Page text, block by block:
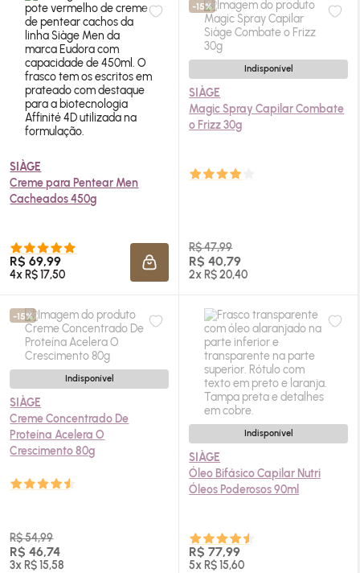
SIÀGE
Creme para Pentear Men
Cacheados 450g
R$ 69,99
4x R$ 17,50 ADICIONAR À SACOLA
-15%
Indisponível
SIÀGE
Magic Spray Capilar Combate
o Frizz 30g
R$ 47,99
R$ 40,79
2x R$ 20,40
-15%
Indisponível
SIÀGE
Creme Concentrado De
Proteína Acelera O
Crescimento 80g
R$ 54,99
R$ 46,74
3x R$ 15,58
Indisponível
SIÀGE
Óleo Bifásico Capilar Nutri
Óleos Poderosos 90ml
R$ 77,99
5x R$ 15,60